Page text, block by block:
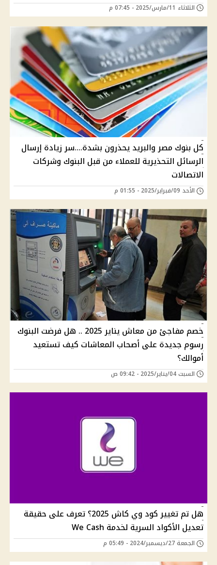
الثلاثاء 11/مارس/2025 - 07:45 م
كل بنوك مصر والبريد يحذرون بشدة....سر زيادة إرسال
الرسائل التحذيرية للعملاء من قبل البنوك وشركات
الاتصالات
الأحد 09/فبراير/2025 - 01:55 م
خصم مفاجئ من معاش يناير 2025 .. هل فرضت البنوك
رسوم جديدة على أصحاب المعاشات كيف تستعيد
أموالك؟
السبت 04/يناير/2025 - 09:42 ص
هل تم تغيير كود وي كاش 2025؟ تعرف على حقيقة
تعديل الأكواد السرية لخدمة We Cash
الجمعة 27/ديسمبر/2024 - 05:49 م